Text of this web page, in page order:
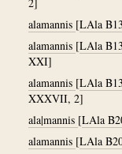
alamannis [LAla B13
alamannis [LAla B13
XXI]
alamannis [LAla B13
XXXVII, 2]
ala|mannis [LAla
alamannis [LAla